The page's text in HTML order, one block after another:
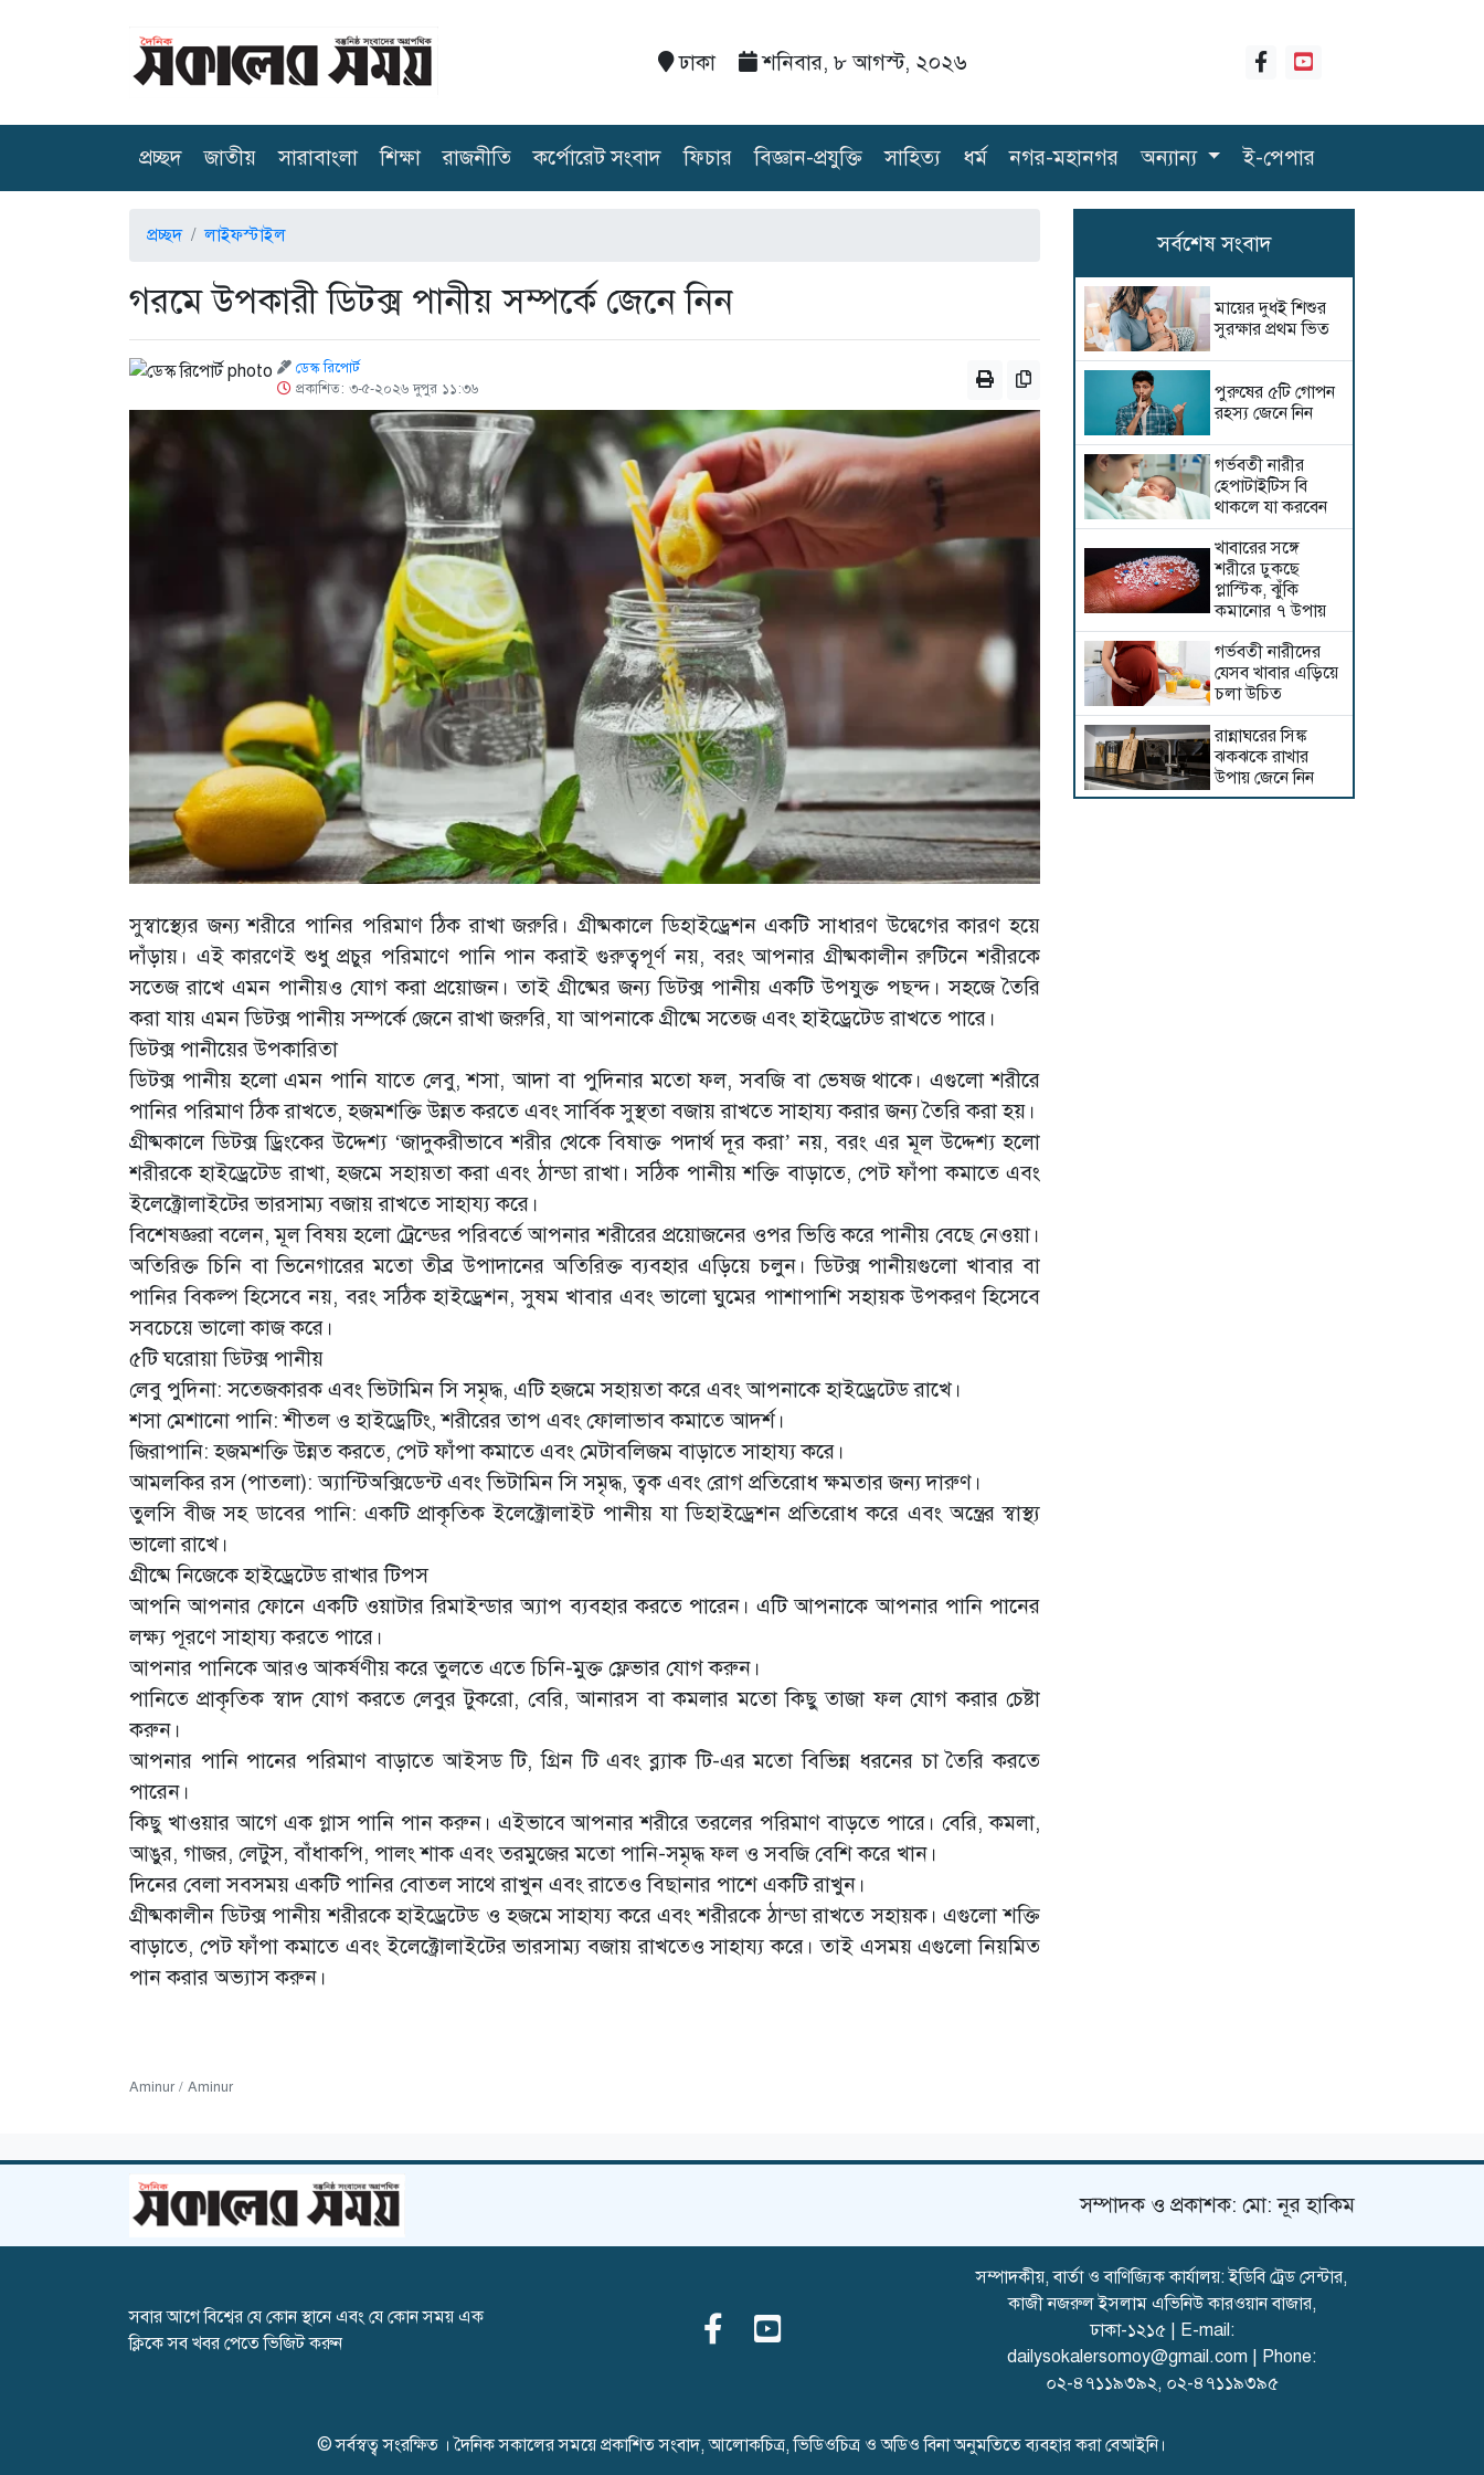
ঢাকা শনিবার, ৮ আগস্ট, ২০২৬
প্রচ্ছদ(current)
জাতীয় সারাবাংলা শিক্ষা রাজনীতি কর্পোরেট সংবাদ ফিচার বিজ্ঞান-প্রযুক্তি সাহিত্য ধর্ম নগর-মহানগর অন্যান্য ই-পেপার
প্রচ্ছদ লাইফস্টাইল
গরমে উপকারী ডিটক্স পানীয় সম্পর্কে জেনে নিন
ডেস্ক রিপোর্ট
প্রকাশিত: ৩-৫-২০২৬ দুপুর ১১:৩৬
সুস্বাস্থ্যের জন্য শরীরে পানির পরিমাণ ঠিক রাখা জরুরি। গ্রীষ্মকালে ডিহাইড্রেশন একটি সাধারণ উদ্বেগের কারণ হয়ে
দাঁড়ায়। এই কারণেই শুধু প্রচুর পরিমাণে পানি পান করাই গুরুত্বপূর্ণ নয়, বরং আপনার গ্রীষ্মকালীন রুটিনে শরীরকে
সতেজ রাখে এমন পানীয়ও যোগ করা প্রয়োজন। তাই গ্রীষ্মের জন্য ডিটক্স পানীয় একটি উপযুক্ত পছন্দ। সহজে তৈরি
করা যায় এমন ডিটক্স পানীয় সম্পর্কে জেনে রাখা জরুরি, যা আপনাকে গ্রীষ্মে সতেজ এবং হাইড্রেটেড রাখতে পারে।
ডিটক্স পানীয়ের উপকারিতা
ডিটক্স পানীয় হলো এমন পানি যাতে লেবু, শসা, আদা বা পুদিনার মতো ফল, সবজি বা ভেষজ থাকে। এগুলো শরীরে
পানির পরিমাণ ঠিক রাখতে, হজমশক্তি উন্নত করতে এবং সার্বিক সুস্থতা বজায় রাখতে সাহায্য করার জন্য তৈরি করা হয়।
গ্রীষ্মকালে ডিটক্স ড্রিংকের উদ্দেশ্য ‘জাদুকরীভাবে শরীর থেকে বিষাক্ত পদার্থ দূর করা’ নয়, বরং এর মূল উদ্দেশ্য হলো
শরীরকে হাইড্রেটেড রাখা, হজমে সহায়তা করা এবং ঠান্ডা রাখা। সঠিক পানীয় শক্তি বাড়াতে, পেট ফাঁপা কমাতে এবং
ইলেক্ট্রোলাইটের ভারসাম্য বজায় রাখতে সাহায্য করে।
বিশেষজ্ঞরা বলেন, মূল বিষয় হলো ট্রেন্ডের পরিবর্তে আপনার শরীরের প্রয়োজনের ওপর ভিত্তি করে পানীয় বেছে নেওয়া।
অতিরিক্ত চিনি বা ভিনেগারের মতো তীব্র উপাদানের অতিরিক্ত ব্যবহার এড়িয়ে চলুন। ডিটক্স পানীয়গুলো খাবার বা
পানির বিকল্প হিসেবে নয়, বরং সঠিক হাইড্রেশন, সুষম খাবার এবং ভালো ঘুমের পাশাপাশি সহায়ক উপকরণ হিসেবে
সবচেয়ে ভালো কাজ করে।
৫টি ঘরোয়া ডিটক্স পানীয়
লেবু পুদিনা: সতেজকারক এবং ভিটামিন সি সমৃদ্ধ, এটি হজমে সহায়তা করে এবং আপনাকে হাইড্রেটেড রাখে।
শসা মেশানো পানি: শীতল ও হাইড্রেটিং, শরীরের তাপ এবং ফোলাভাব কমাতে আদর্শ।
জিরাপানি: হজমশক্তি উন্নত করতে, পেট ফাঁপা কমাতে এবং মেটাবলিজম বাড়াতে সাহায্য করে।
আমলকির রস (পাতলা): অ্যান্টিঅক্সিডেন্ট এবং ভিটামিন সি সমৃদ্ধ, ত্বক এবং রোগ প্রতিরোধ ক্ষমতার জন্য দারুণ।
তুলসি বীজ সহ ডাবের পানি: একটি প্রাকৃতিক ইলেক্ট্রোলাইট পানীয় যা ডিহাইড্রেশন প্রতিরোধ করে এবং অন্ত্রের স্বাস্থ্য
ভালো রাখে।
গ্রীষ্মে নিজেকে হাইড্রেটেড রাখার টিপস
আপনি আপনার ফোনে একটি ওয়াটার রিমাইন্ডার অ্যাপ ব্যবহার করতে পারেন। এটি আপনাকে আপনার পানি পানের
লক্ষ্য পূরণে সাহায্য করতে পারে।
আপনার পানিকে আরও আকর্ষণীয় করে তুলতে এতে চিনি-মুক্ত ফ্লেভার যোগ করুন।
পানিতে প্রাকৃতিক স্বাদ যোগ করতে লেবুর টুকরো, বেরি, আনারস বা কমলার মতো কিছু তাজা ফল যোগ করার চেষ্টা
করুন।
আপনার পানি পানের পরিমাণ বাড়াতে আইসড টি, গ্রিন টি এবং ব্ল্যাক টি-এর মতো বিভিন্ন ধরনের চা তৈরি করতে
পারেন।
কিছু খাওয়ার আগে এক গ্লাস পানি পান করুন। এইভাবে আপনার শরীরে তরলের পরিমাণ বাড়তে পারে। বেরি, কমলা,
আঙুর, গাজর, লেটুস, বাঁধাকপি, পালং শাক এবং তরমুজের মতো পানি-সমৃদ্ধ ফল ও সবজি বেশি করে খান।
দিনের বেলা সবসময় একটি পানির বোতল সাথে রাখুন এবং রাতেও বিছানার পাশে একটি রাখুন।
গ্রীষ্মকালীন ডিটক্স পানীয় শরীরকে হাইড্রেটেড ও হজমে সাহায্য করে এবং শরীরকে ঠান্ডা রাখতে সহায়ক। এগুলো শক্তি
বাড়াতে, পেট ফাঁপা কমাতে এবং ইলেক্ট্রোলাইটের ভারসাম্য বজায় রাখতেও সাহায্য করে। তাই এসময় এগুলো নিয়মিত
পান করার অভ্যাস করুন।
Aminur / Aminur
সর্বশেষ সংবাদ
মায়ের দুধই শিশুর
সুরক্ষার প্রথম ভিত
পুরুষের ৫টি গোপন
রহস্য জেনে নিন
গর্ভবতী নারীর
হেপাটাইটিস বি
থাকলে যা করবেন
খাবারের সঙ্গে
শরীরে ঢুকছে
প্লাস্টিক, ঝুঁকি
কমানোর ৭ উপায়
গর্ভবতী নারীদের
যেসব খাবার এড়িয়ে
চলা উচিত
রান্নাঘরের সিঙ্ক
ঝকঝকে রাখার
উপায় জেনে নিন
সম্পাদক ও প্রকাশক: মো: নূর হাকিম
সবার আগে বিশ্বের যে কোন স্থানে এবং যে কোন সময় এক
ক্লিকে সব খবর পেতে ভিজিট করুন
সম্পাদকীয়, বার্তা ও বাণিজ্যিক কার্যালয়: ইডিবি ট্রেড সেন্টার,
কাজী নজরুল ইসলাম এভিনিউ কারওয়ান বাজার,
ঢাকা-১২১৫ | E-mail:
dailysokalersomoy@gmail.com | Phone:
০২-৪৭১১৯৩৯২, ০২-৪৭১১৯৩৯৫
© সর্বস্বত্ব সংরক্ষিত । দৈনিক সকালের সময়ে প্রকাশিত সংবাদ, আলোকচিত্র, ভিডিওচিত্র ও অডিও বিনা অনুমতিতে ব্যবহার করা বেআইনি।